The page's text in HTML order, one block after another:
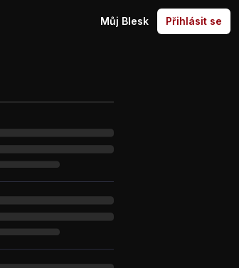
Můj Blesk Přihlásit se